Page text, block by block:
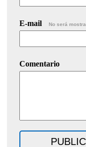
E-mail No será
Comentario